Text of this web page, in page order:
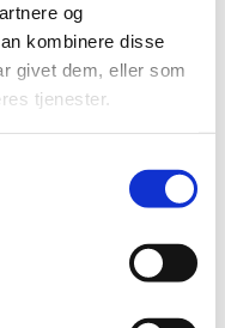
og
kombinere disse
givet dem, eller som
tjenester.
liter
liter